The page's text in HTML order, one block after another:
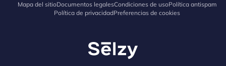
Mapa del sitioDocumentos legalesCondiciones de usoPolítica antispam
Política de privacidadPreferencias de cookies